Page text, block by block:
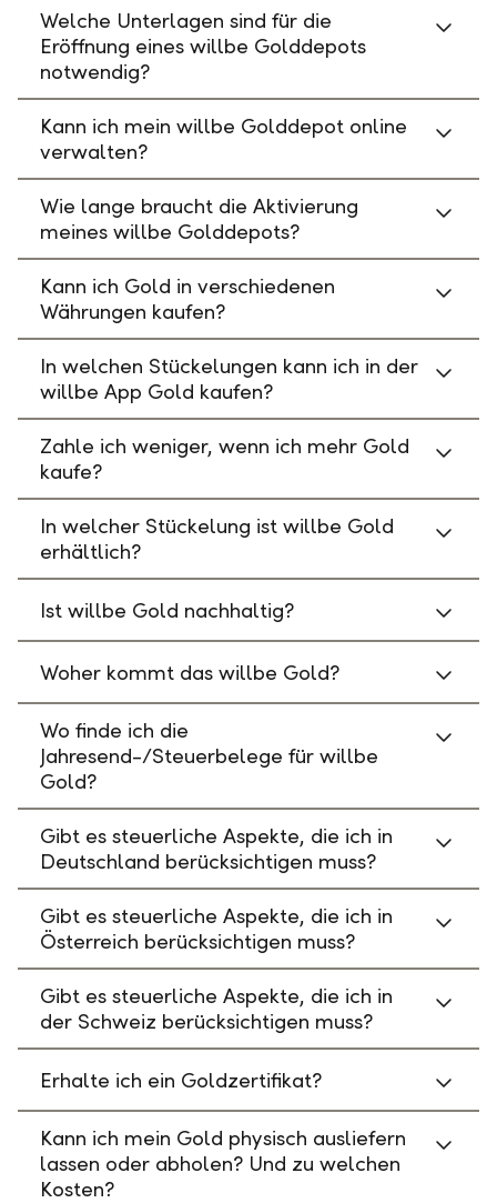
Welche Unterlagen sind für die
Eröffnung eines willbe Golddepots
notwendig?
Kann ich mein willbe Golddepot online
verwalten?
Wie lange braucht die Aktivierung
meines willbe Golddepots?
Kann ich Gold in verschiedenen
Währungen kaufen?
In welchen Stückelungen kann ich in der
willbe App Gold kaufen?
Zahle ich weniger, wenn ich mehr Gold
kaufe?
In welcher Stückelung ist willbe Gold
erhältlich?
Ist willbe Gold nachhaltig?
Woher kommt das willbe Gold?
Wo finde ich die
Jahresend-/Steuerbelege für willbe
Gold?
Gibt es steuerliche Aspekte, die ich in
Deutschland berücksichtigen muss?
Gibt es steuerliche Aspekte, die ich in
Österreich berücksichtigen muss?
Gibt es steuerliche Aspekte, die ich in
der Schweiz berücksichtigen muss?
Erhalte ich ein Goldzertifikat?
Kann ich mein Gold physisch ausliefern
lassen oder abholen? Und zu welchen
Kosten?